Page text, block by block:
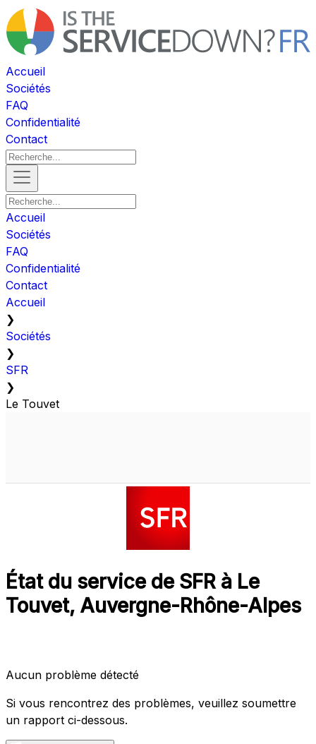
Accueil
Sociétés
FAQ
Confidentialité
Contact
Accueil
Sociétés
FAQ
Confidentialité
Contact
Accueil
❯
Sociétés
❯
SFR
❯
Le Touvet
État du service de SFR à Le
Touvet, Auvergne-Rhône-Alpes
Aucun problème détecté
Si vous rencontrez des problèmes, veuillez soumettre
un rapport ci-dessous.